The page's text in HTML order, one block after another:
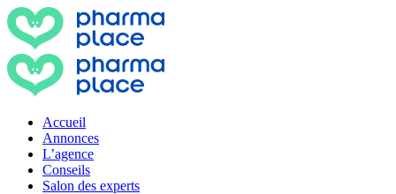
Accueil
Annonces
L’agence
Conseils
Salon des experts